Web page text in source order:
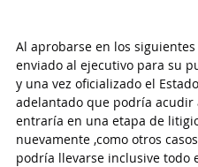
Al aprobarse en los siguientes
enviado al ejecutivo para su
y una vez oficializado el
adelantado que podría acudir
entraría en una etapa de
nuevamente ,como otros
podría llevarse inclusive todo